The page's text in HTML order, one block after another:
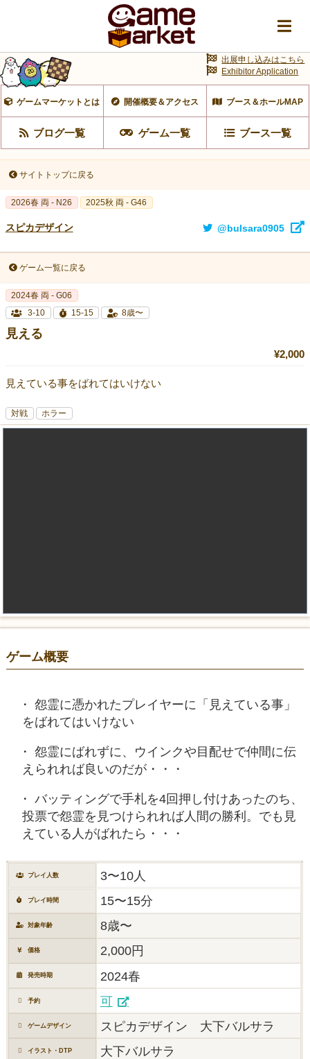
ゲームマーケットとは 開催概要＆アクセス ブース＆ホールMAP
ブログ一覧 ゲーム一覧 ブース一覧
出展申し込みはこちら
Exhibitor Application
サイトトップに戻る
2026春 両 - N26 2025秋 両 - G46
スピカデザイン @bulsara0905
ゲーム一覧に戻る
2024春 両 - G06
3-10
15-15 8歳〜
見える
¥2,000
見えている事をばれてはいけない
対戦 ホラー
ゲーム概要
怨霊に憑かれたプレイヤーに「見えている事」
をばれてはいけない
怨霊にばれずに、ウインクや目配せで仲間に伝
えられれば良いのだが・・・
バッティングで手札を4回押し付けあったのち、
投票で怨霊を見つけられれば人間の勝利。でも見
えている人がばれたら・・・
プレイ人数 3〜10人
プレイ時間 15〜15分
対象年齢 8歳〜
価格 2,000円
発売時期 2024春
予約 可
ゲームデザイン スピカデザイン 大下バルサラ
イラスト・DTP 大下バルサラ